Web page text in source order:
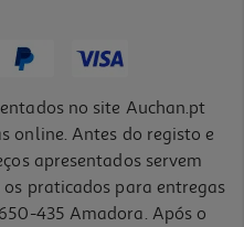
no site Auchan.pt
online. Antes do registo e
apresentados servem
praticados para entregas
435 Amadora. Após o